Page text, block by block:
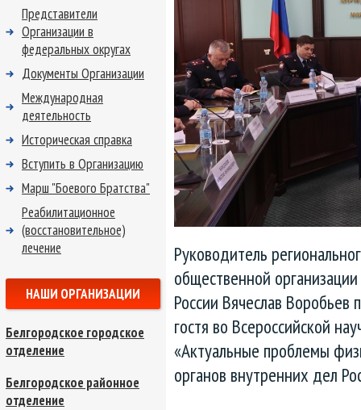
Руководитель
общественной
России Вячеслав Воробьев
гостя во Всероссийской
«Актуальные проблемы
органов внутренних дел
Представители
Организации в
федеральных округах
Документы Организации
Международная
деятельность
Историческая справка
Вступить в Организацию
Марш "Боевого Братства"
Реабилитационное
(восстановительное)
лечение
НАШИ ОРГАНИЗАЦИИ
Белгородское городское
отделение
Белгородское районное
отделение